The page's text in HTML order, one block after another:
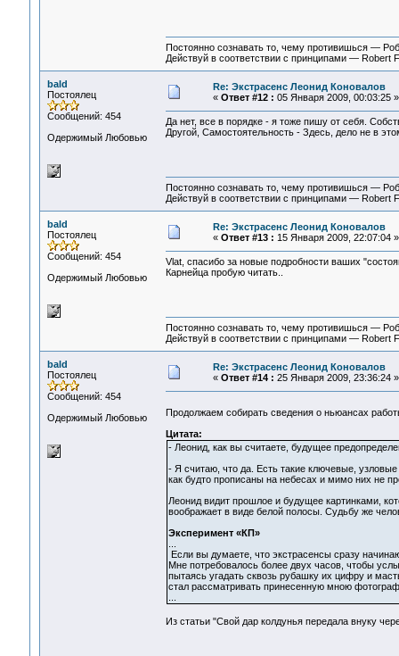
Постоянно сознавать то, чему противишься —
Действуй в соответствии с принципами — Robert
bald
Постоялец
Сообщений: 454
Одержимый Любовью
Re: Экстрасенс Леонид Коновалов
« Ответ #12 : 05 Января 2009, 00:03:25 »
Да нет, все в порядке - я тоже пишу от себя.
Другой, Самостоятельность - Здесь, дело не в
Постоянно сознавать то, чему противишься —
Действуй в соответствии с принципами — Robert
bald
Постоялец
Сообщений: 454
Одержимый Любовью
Re: Экстрасенс Леонид Коновалов
« Ответ #13 : 15 Января 2009, 22:07:04 »
Vlat, спасибо за новые подробности ваших
Карнейца пробую читать..
Постоянно сознавать то, чему противишься —
Действуй в соответствии с принципами — Robert
bald
Постоялец
Сообщений: 454
Одержимый Любовью
Re: Экстрасенс Леонид Коновалов
« Ответ #14 : 25 Января 2009, 23:36:24 »
Продолжаем собирать сведения о ньюансах
Цитата:
- Леонид, как вы считаете, будущее
- Я считаю, что да. Есть такие ключевые,
как будто прописаны на небесах и мимо них не
Леонид видит прошлое и будущее картинками,
воображает в виде белой полосы. Судьбу же
Эксперимент «КП»
Если вы думаете, что экстрасенсы сразу
Мне потребовалось более двух часов, чтобы
пытаясь угадать сквозь рубашку их цифру и
стал рассматривать принесенную мною
Из статьи "Свой дар колдунья передала внуку